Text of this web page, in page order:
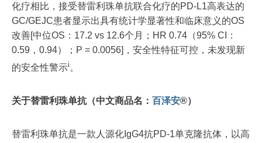
化疗相比，接受替雷利珠单抗联合化疗的PD-L1高表达的
GC/GEJC患者显示出具有统计学显著性和临床意义的OS
改善[中位OS：17.2 vs 12.6个月；HR 0.74（95% CI：
0.59，0.94）；P = 0.0056]，安全性特征可控，未发现新
的安全性警示i 。
关于替雷利珠单抗（中文商品名： 百泽安®）
替雷利珠单抗是一款人源化IgG4抗PD-1单克隆抗体，以高